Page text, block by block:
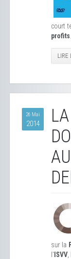
court
profits
LIRE
26 Mai
2014
sur la
l' ISVV